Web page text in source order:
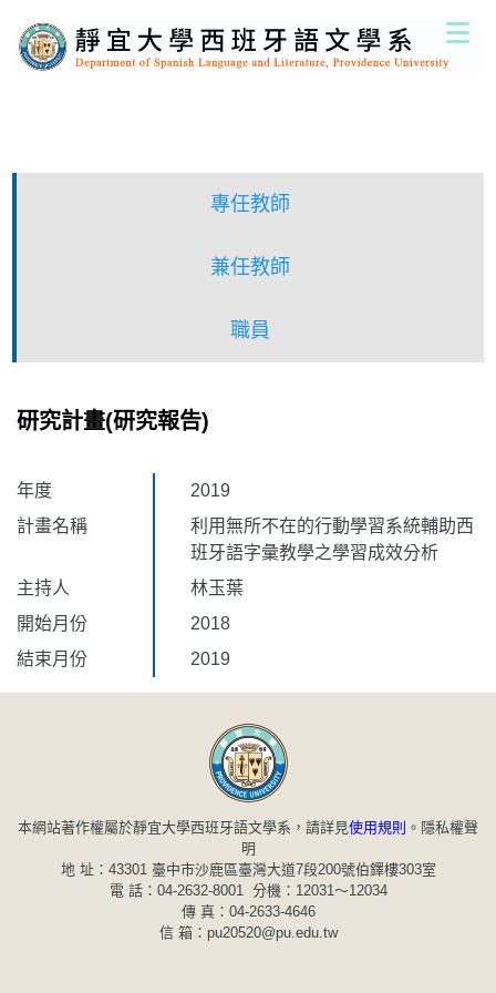
到
主
專任教師
兼任教師
職員
研究計畫(研究報告)
年度
2019
計畫名稱
利用無所不在的行動學習系統輔助西
班牙語字彙教學之學習成效分析
主持人
林玉葉
開始月份
2018
結束月份
2019
本網站著作權屬於靜宜大學西班牙語文學系，請詳見使用規則 。 隱私權聲
明
地 址：43301 臺中市沙鹿區臺灣大道7段200號伯鐸樓303室
電 話：04-2632-8001 分機：12031～12034
傳 真：04-2633-4646
信 箱：pu20520@pu.edu.tw